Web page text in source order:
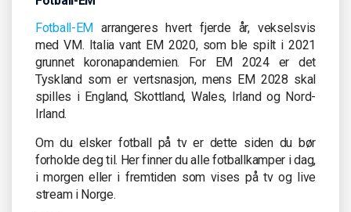
Fotball-EM arrangeres hvert fjerde år, vekselsvis
med VM. Italia vant EM 2020, som ble spilt i 2021
grunnet koronapandemien. For EM 2024 er det
Tyskland som er vertsnasjon, mens EM 2028 skal
spilles i England, Skottland, Wales, Irland og Nord-
Irland.
Om du elsker fotball på tv er dette siden du bør
forholde deg til. Her finner du alle fotballkamper i dag,
i morgen eller i fremtiden som vises på tv og live
stream i Norge.